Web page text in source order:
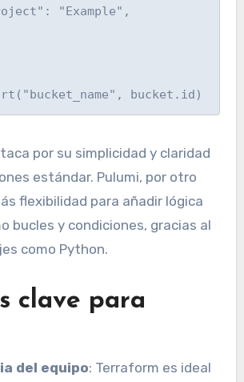
por su simplicidad y claridad
estándar. Pulumi, por otro
flexibilidad para añadir lógica
bucles y condiciones, gracias al
como Python.
clave para
del equipo: Terraform es ideal